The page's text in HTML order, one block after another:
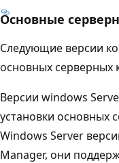
Основные
Следующие версии
основных серверных
Версии windows
установки основных
Windows Server
Manager, они